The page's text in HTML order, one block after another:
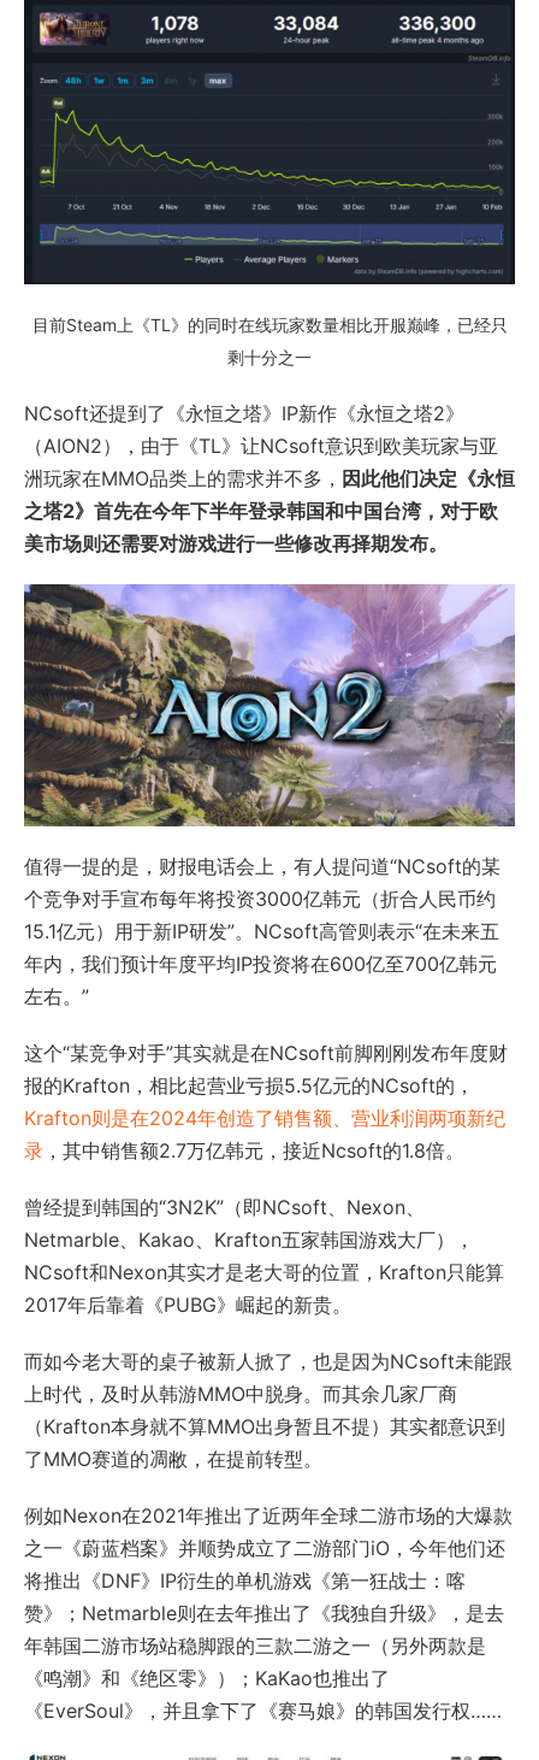
目前Steam上《TL》的同时在线玩家数量相比开服巅峰，已经只
剩十分之一
NCsoft还提到了《永恒之塔》IP新作《永恒之塔2》
（AION2），由于《TL》让NCsoft意识到欧美玩家与亚
洲玩家在MMO品类上的需求并不多， 因此他们决定《永恒
之塔2》首先在今年下半年登录韩国和中国台湾，对于欧
美市场则还需要对游戏进行一些修改再择期发布。
值得一提的是，财报电话会上，有人提问道“NCsoft的某
个竞争对手宣布每年将投资3000亿韩元（折合人民币约
15.1亿元）用于新IP研发”。NCsoft高管则表示“在未来五
年内，我们预计年度平均IP投资将在600亿至700亿韩元
左右。”
这个“某竞争对手”其实就是在NCsoft前脚刚刚发布年度财
报的Krafton，相比起营业亏损5.5亿元的NCsoft的，
Krafton则是在2024年创造了销售额、营业利润两项新纪
录 ，其中销售额2.7万亿韩元，接近Ncsoft的1.8倍。
曾经提到韩国的“3N2K”（即NCsoft、Nexon、
Netmarble、Kakao、Krafton五家韩国游戏大厂），
NCsoft和Nexon其实才是老大哥的位置，Krafton只能算
2017年后靠着《PUBG》崛起的新贵。
而如今老大哥的桌子被新人掀了，也是因为NCsoft未能跟
上时代，及时从韩游MMO中脱身。而其余几家厂商
（Krafton本身就不算MMO出身暂且不提）其实都意识到
了MMO赛道的凋敝，在提前转型。
例如Nexon在2021年推出了近两年全球二游市场的大爆款
之一《蔚蓝档案》并顺势成立了二游部门iO，今年他们还
将推出《DNF》IP衍生的单机游戏《第一狂战士：喀
赞》；Netmarble则在去年推出了《我独自升级》，是去
年韩国二游市场站稳脚跟的三款二游之一（另外两款是
《鸣潮》和《绝区零》）；KaKao也推出了
《EverSoul》，并且拿下了《赛马娘》的韩国发行权……